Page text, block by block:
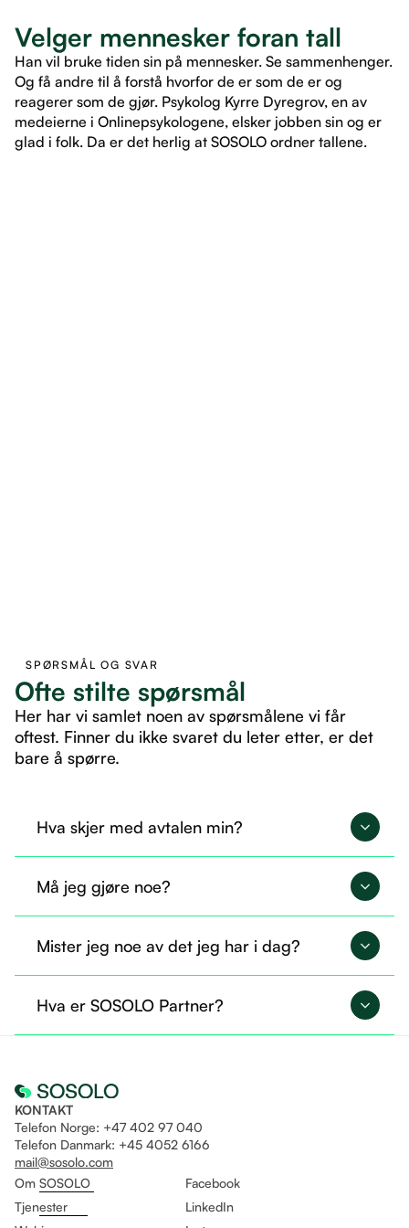
Velger mennesker foran tall
Han vil bruke tiden sin på mennesker. Se sammenhenger.
Og få andre til å forstå hvorfor de er som de er og
reagerer som de gjør. Psykolog Kyrre Dyregrov, en av
medeierne i Onlinepsykologene, elsker jobben sin og er
glad i folk. Da er det herlig at SOSOLO ordner tallene.
SPØRSMÅL OG SVAR
Ofte stilte spørsmål
Her har vi samlet noen av spørsmålene vi får
oftest. Finner du ikke svaret du leter etter, er det
bare å spørre.
Hva skjer med avtalen min?
nøyaktig samme måte.
Må jeg gjøre noe?
overført, og du kan fortsette som før.
Mister jeg noe av det jeg har i dag?
bruker. I tillegg får du mulighet til å ta i bruk flere
Hva er SOSOLO Partner?
KONTAKT
Telefon Norge: +47 402 97 040
Telefon Danmark: +45 4052 6166
mail@sosolo.com
Om SOSOLO
Tjenester
Facebook
LinkedIn